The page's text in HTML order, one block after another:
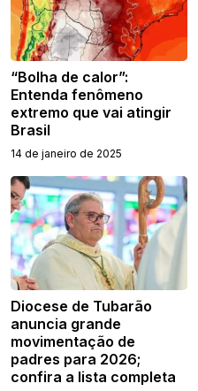
“Bolha de calor”:
Entenda fenômeno
extremo que vai atingir
Brasil
14 de janeiro de 2025
Diocese de Tubarão
anuncia grande
movimentação de
padres para 2026;
confira a lista completa